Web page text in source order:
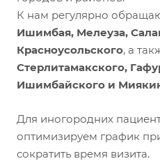
К нам регулярно
Ишимбая, Мелеуза,
Красноусольского, а
Стерлитамакского,
Ишимбайского и
Для иногородних
оптимизируем график
сократить время визита.